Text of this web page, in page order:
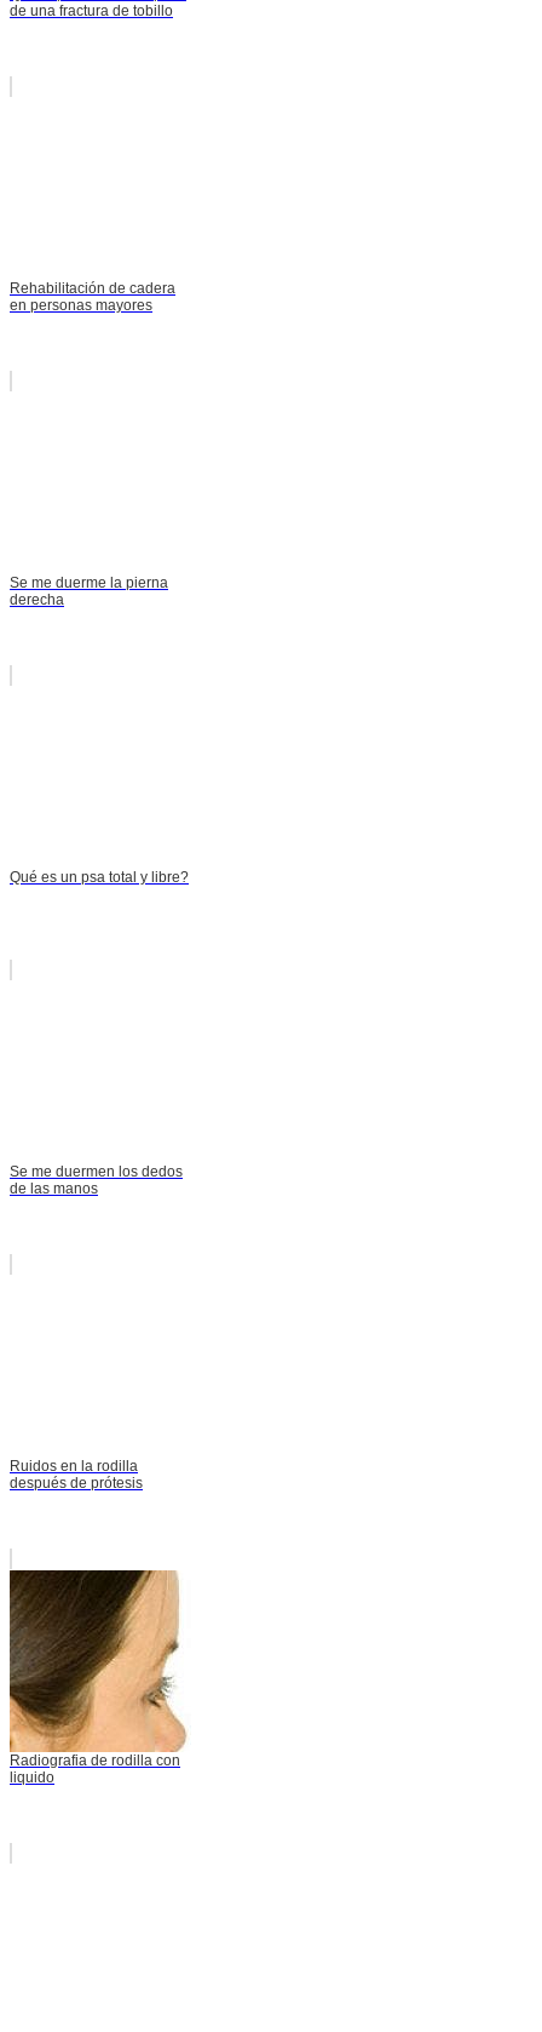
de una fractura de tobillo
Rehabilitación de cadera
en personas mayores
Se me duerme la pierna
derecha
Qué es un psa total y libre?
Se me duermen los dedos
de las manos
Ruidos en la rodilla
después de prótesis
Radiografia de rodilla con
liquido